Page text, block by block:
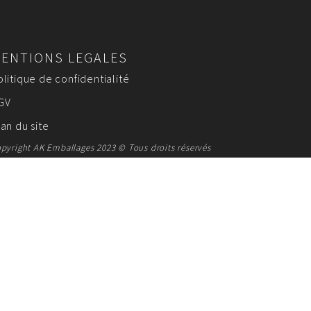
LEGALES
de confidentialité
du site
AK Emballages 2023 © Tous droits réservés